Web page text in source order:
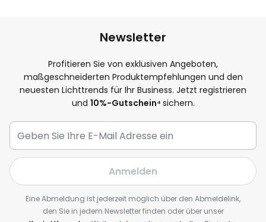
Newsletter
Profitieren Sie von exklusiven Angeboten,
maßgeschneiderten Produktempfehlungen und den
neuesten Lichttrends für Ihr Business. Jetzt registrieren
und 10%-Gutschein⁴ sichern.
Anmelden
Eine Abmeldung ist jederzeit möglich über den Abmeldelink,
den Sie in jedem Newsletter finden oder über unser